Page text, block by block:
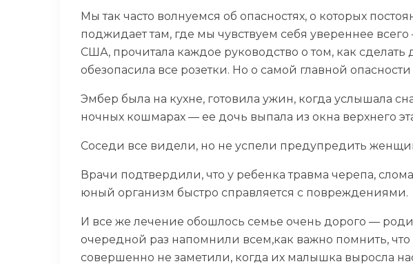
Мы так часто волнуемся об опасностях, о которых
поджидает там, где мы чувствуем себя увереннее
США, прочитала каждое руководство о том, как
обезопасила все розетки. Но о самой главной
Эмбер была на кухне, готовила ужин, когда услышала
ночных кошмарах — ее дочь выпала из окна верхнего
Соседи все видели, но не успели предупредить
Врачи подтвердили, что у ребенка травма черепа,
юный организм быстро справляется с повреждениями.
И все же лечение обошлось семье очень дорого —
очередной раз напомнили всем,как важно помнить,
совершенно не заметили, когда их малышка выросла